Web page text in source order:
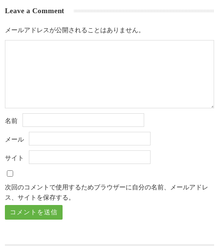
Leave a Comment
メールアドレスが公開されることはありません。
名前
メール
サイト
次回のコメントで使用するためブラウザーに自分の名前、メールアドレ
ス、サイトを保存する。